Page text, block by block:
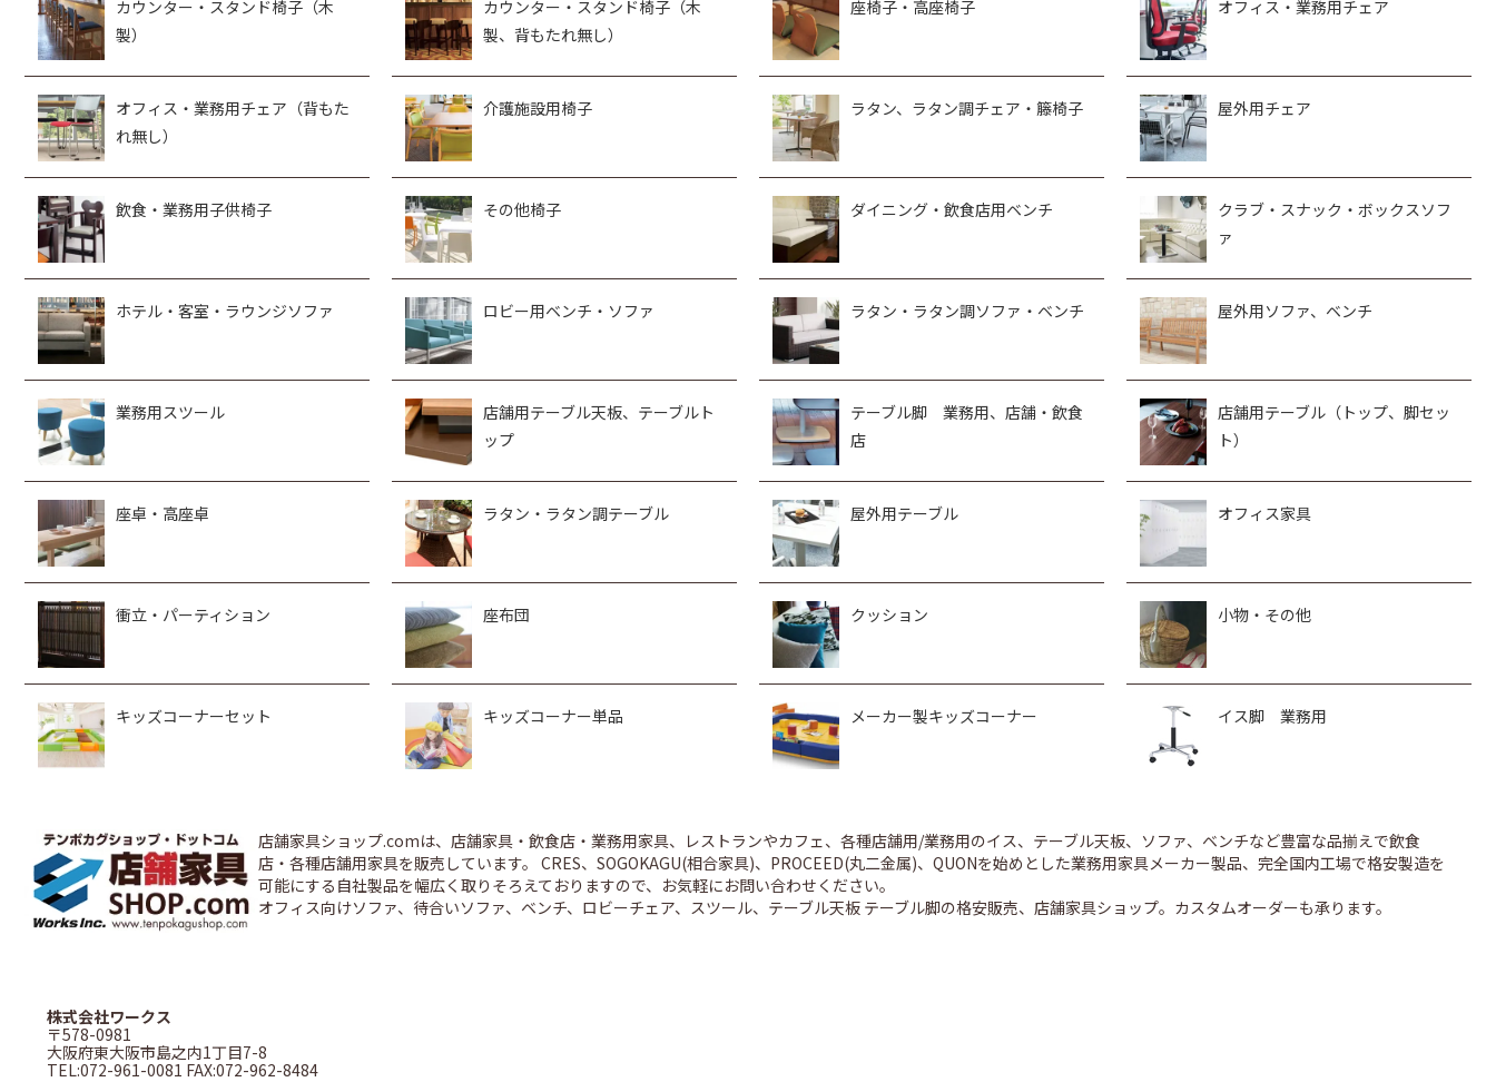
カウンター・スタンド椅子（木
製）
カウンター・スタンド椅子（木
製、背もたれ無し）
座椅子・高座椅子 オフィス・業務用チェア
オフィス・業務用チェア（背もた
れ無し）
介護施設用椅子 ラタン、ラタン調チェア・籐椅子 屋外用チェア
飲食・業務用子供椅子 その他椅子 ダイニング・飲食店用ベンチ
クラブ・スナック・ボックスソフ
ァ
ホテル・客室・ラウンジソファ ロビー用ベンチ・ソファ ラタン・ラタン調ソファ・ベンチ 屋外用ソファ、ベンチ
業務用スツール
店舗用テーブル天板、テーブルト
ップ
テーブル脚 業務用、店舗・飲食
店
店舗用テーブル（トップ、脚セッ
ト）
座卓・高座卓 ラタン・ラタン調テーブル 屋外用テーブル オフィス家具
衝立・パーティション 座布団 クッション 小物・その他
キッズコーナーセット キッズコーナー単品 メーカー製キッズコーナー イス脚 業務用
店舗家具ショップ.comは、店舗家具・飲食店・業務用家具、レストランやカフェ、各種店舗用/業務用のイス、テーブル天板、ソファ、ベンチなど豊富な品揃えで飲食
店・各種店舗用家具を販売しています。 CRES、SOGOKAGU(相合家具)、PROCEED(丸二金属)、QUONを始めとした業務用家具メーカー製品、完全国内工場で格安製造を
可能にする自社製品を幅広く取りそろえておりますので、お気軽にお問い合わせください。
オフィス向けソファ、待合いソファ、ベンチ、ロビーチェア、スツール、テーブル天板 テーブル脚の格安販売、店舗家具ショップ。カスタムオーダーも承ります。
株式会社ワークス
〒578-0981
大阪府東大阪市島之内1丁目7-8
TEL:072-961-0081 FAX:072-962-8484